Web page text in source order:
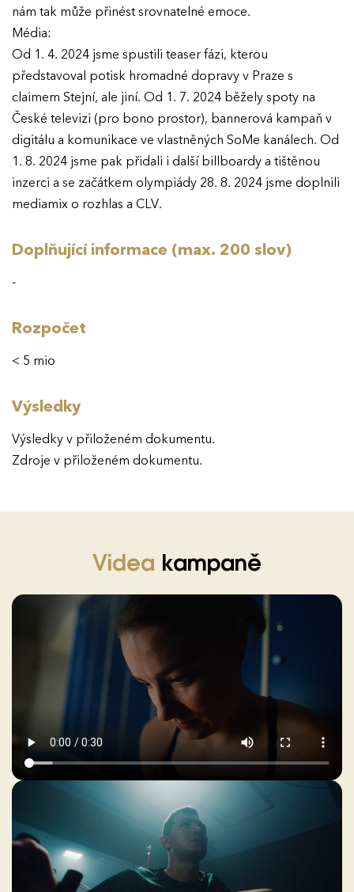
nám tak může přinést srovnatelné emoce.
Média:
Od 1. 4. 2024 jsme spustili teaser fázi, kterou
představoval potisk hromadné dopravy v Praze s
claimem Stejní, ale jiní. Od 1. 7. 2024 běžely spoty na
České televizi (pro bono prostor), bannerová kampaň v
digitálu a komunikace ve vlastněných SoMe kanálech. Od
1. 8. 2024 jsme pak přidali i další billboardy a tištěnou
inzerci a se začátkem olympiády 28. 8. 2024 jsme doplnili
mediamix o rozhlas a CLV.
Doplňující informace (max. 200 slov)
-
Rozpočet
< 5 mio
Výsledky
Výsledky v přiloženém dokumentu.
Zdroje v přiloženém dokumentu.
Videa kampaně